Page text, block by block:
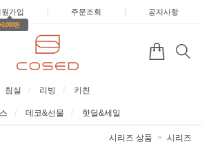
원가입 |
원
주문조회 | 공지사항
침실 리빙 키친
데코&선물 핫딜&세일
시리즈 상품 시리즈